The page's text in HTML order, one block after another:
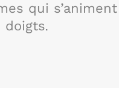
qui s’animent
doigts.